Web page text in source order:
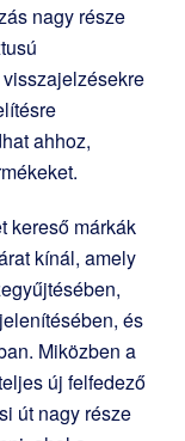
nagy része
ahhoz,
kereső márkák
kínál, amely
és
Miközben a
új felfedező
út nagy része